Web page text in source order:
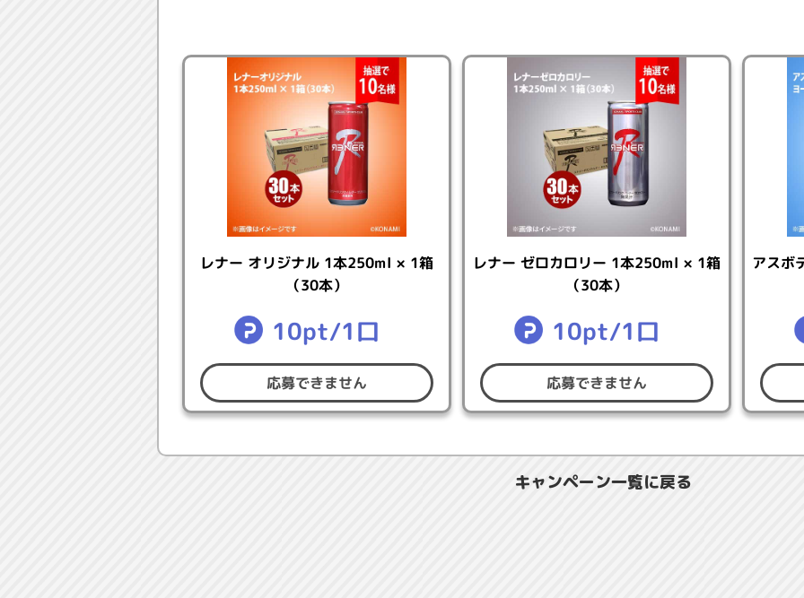
▼ 応募につかえるポイントの獲得方法
応募方法
賞品発送時期
個人情報の取り扱いについて
●本キャンペーンの注意事項に同意いただける方
●パワスピ・ポイントクラブに登録している方
●日本国内にお住まいで、賞品の発送先住所が日本国内の方
●My KONAMIにて、ご本人確認情報（氏名・住所・電話番号）をご登録済みの方
※パワスピ・ポイントクラブにログインしたのち、こちらの「ユーザー情報変更」ボタンより
レナー オリジナル 1本250ml × 1箱
（30本）
10pt/1口
応募できません
レナー ゼロカロリー 1本250ml × 1箱
（30本）
10pt/1口
応募できません
アスボ
キャンペーン一覧に戻る